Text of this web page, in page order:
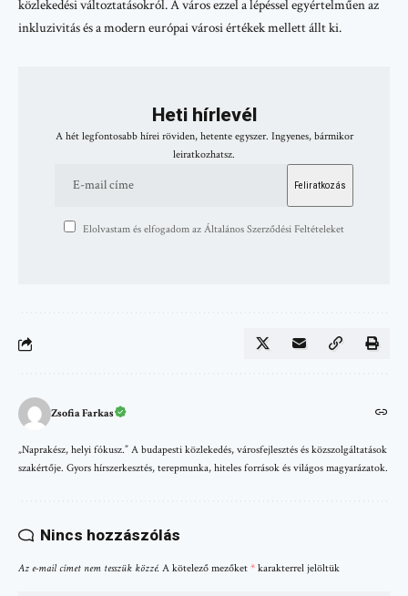
közlekedési változtatásokról. A város ezzel a lépéssel egyértelműen az
inkluzivitás és a modern európai városi értékek mellett állt ki.
Heti hírlevél
A hét legfontosabb hírei röviden, hetente egyszer. Ingyenes, bármikor
leiratkozhatsz.
Elolvastam és elfogadom az Általános Szerződési Feltételeket
Zsofia Farkas
„Naprakész, helyi fókusz.” A budapesti közlekedés, városfejlesztés és közszolgáltatások
szakértője. Gyors hírszerkesztés, terepmunka, hiteles források és világos magyarázatok.
Nincs hozzászólás
Az e-mail címet nem tesszük közzé. A kötelező mezőket * karakterrel jelöltük